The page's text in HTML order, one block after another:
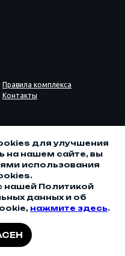
для улучшения
на нашем сайте, вы
использования
нашей Политикой
данных и об
нажмите здесь.
Правила комплекса
Контакты
Tilda